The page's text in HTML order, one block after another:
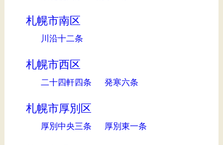
札幌市南区
川沿十二条
札幌市西区
二十四軒四条 発寒六条
札幌市厚別区
厚別中央三条 厚別東一条